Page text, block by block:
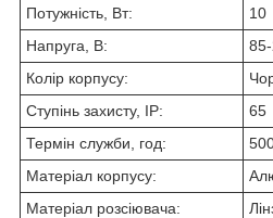
Потужність, Вт:
10
Напруга, В:
Колір корпусу:
Ступінь захисту, IP:
65
Термін служби, год:
Матеріал корпусу:
Матеріал розсіювача: